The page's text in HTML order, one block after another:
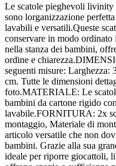
Le scatole pieghevoli
sono lorganizzazione
lavabili e versatili.Queste
conservare in modo
nella stanza dei bambini,
ordine e
seguenti misure: Larghezza:
cm. Tutte le dimensioni
foto.MATERIALE: Le
bambini da cartone rigido
lavabile.FORNITURA: 2x
montaggio, Materiale di
articolo versatile che non
bambini. Grazie alla sua
ideale per riporre giocattoli,